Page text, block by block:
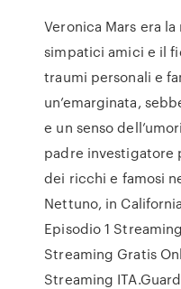
Veronica Mars era
simpatici amici e il
traumi personali e
un’emarginata,
e un senso
padre investigatore
dei ricchi e famosi
Nettuno, in
Episodio 1
Streaming Gratis
Streaming